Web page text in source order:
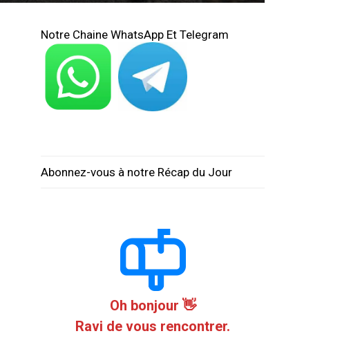
Notre Chaine WhatsApp Et Telegram
Abonnez-vous à notre Récap du Jour
Oh bonjour 👋
Ravi de vous rencontrer.